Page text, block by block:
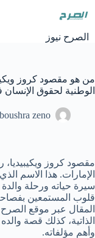
إلى
الصرح نيوز
من هو مقصود كروز
الوطنية لحقوق الإنسان
boushra zeno
مقصود كروز ويكيبيديا،
الإمارات. هذا الاسم
قلوب المستمعين
المقال عبر موقع
الذاتية، كذلك قصة
وأهم مؤلفاته.